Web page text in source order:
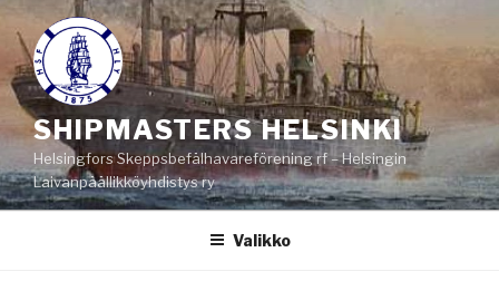
Siirry
sisältöön
SHIPMASTERS HELSINKI
Helsingfors Skeppsbefälhavareförening rf – Helsingin
Laivanpäällikköyhdistys ry
Valikko